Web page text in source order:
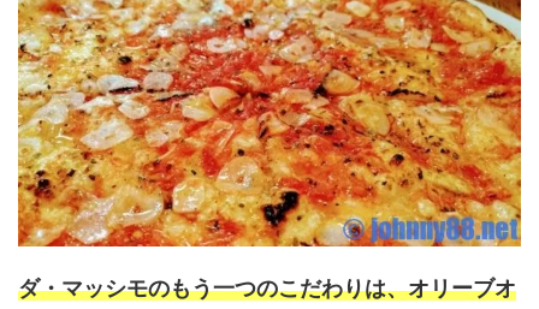
ダ・マッシモのもう一つのこだわりは、オリーブオ